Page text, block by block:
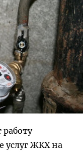
услуг ЖКХ на